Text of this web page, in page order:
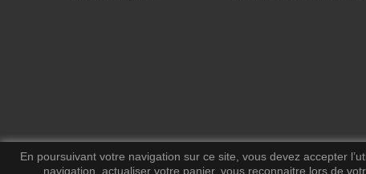
En poursuivant votre navigation sur ce site, vous devez accepter
navigation, actualiser votre panier, vous reconnaitre lors de